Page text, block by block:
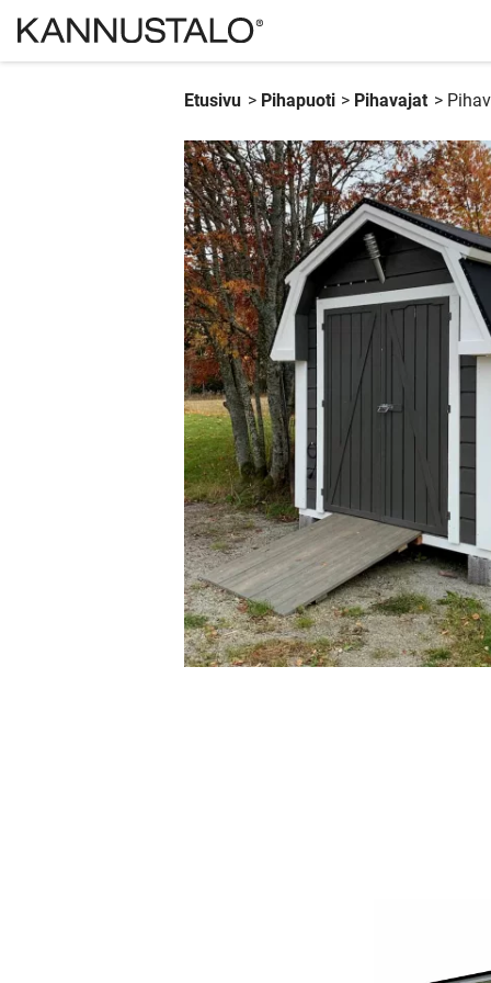
Etusivu > Pihapuoti > Pihavajat >